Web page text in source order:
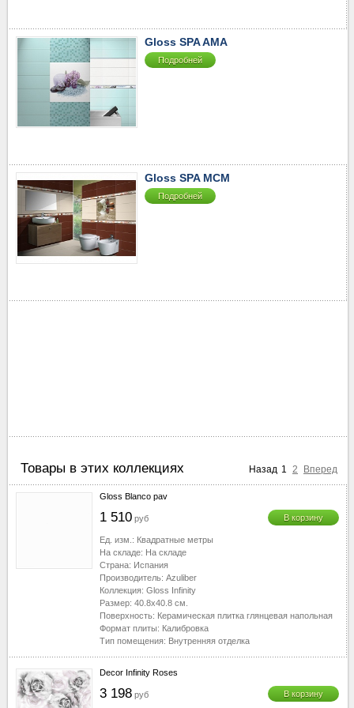
50-60
▼
60-70
80-90
90-100
100-110
120-130
▼
130-2510
Gloss SPA AMA
Подробней
Gloss SPA MCM
Подробней
Товары в этих коллекциях Назад 1 2 Вперед
Gloss Blanco pav
1 510 руб В корзину
Ед. изм.: Квадратные метры
На складе: На складе
Страна: Испания
Производитель: Azuliber
Коллекция: Gloss Infinity
Размер: 40.8x40.8 см.
Поверхность: Керамическая плитка глянцевая напольная
Формат плиты: Калибровка
Тип помещения: Внутренняя отделка
Decor Infinity Roses
3 198 руб В корзину